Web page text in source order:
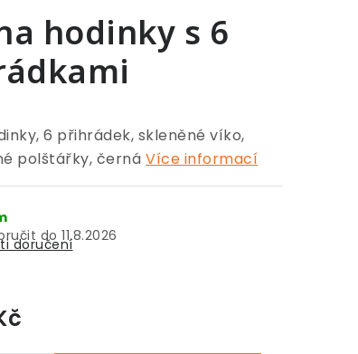
hodinky s 6
6 přihrádek, skleněné víko,
polštářky, černá Více informací
11.8.2026
doručení